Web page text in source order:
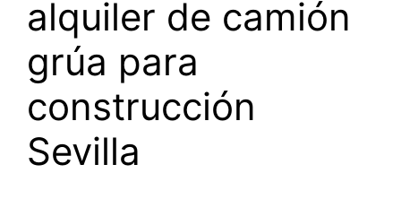
alquiler de camión
grúa para
construcción
Sevilla